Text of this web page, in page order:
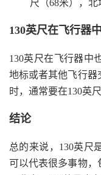
尺（68米），北
130英尺在飞行器
130英尺在飞行器中
地标或者其他飞行器
时，通常要在130英
结论
总的来说，130英尺
可以代表很多事物，